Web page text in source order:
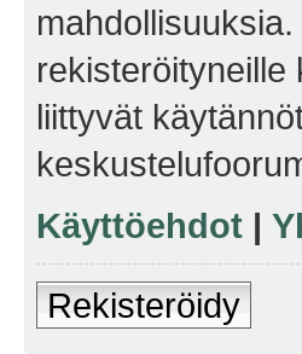
rekisteröityneille
liittyvät
Käyttöehdot |
Rekisteröidy